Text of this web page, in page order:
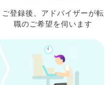
ご登録後、 アドバイザーが転
職のご希望を伺います